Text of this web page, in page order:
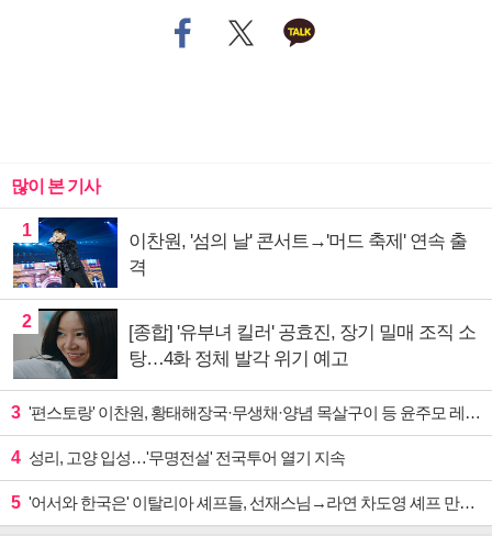
많이 본 기사
1
이찬원, '섬의 날' 콘서트→'머드 축제' 연속 출
격
2
[종합] '유부녀 킬러' 공효진, 장기 밀매 조직 소
탕…4화 정체 발각 위기 예고
3 '편스토랑' 이찬원, 황태해장국·무생채·양념 목살구이 등 윤주모 레시피 섭렵
4 성리, 고양 입성…'무명전설' 전국투어 열기 지속
5 '어서와 한국은' 이탈리아 셰프들, 선재스님→라연 차도영 셰프 만난다